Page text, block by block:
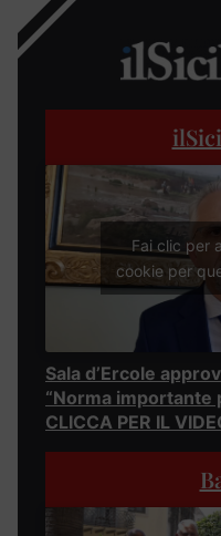
Fai clic per
cookie per
Sala d’Ercole
“Norma importante
CLICCA PER IL